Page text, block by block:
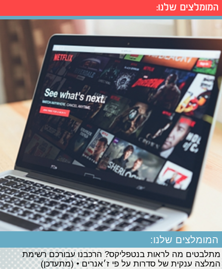
המומלצים שלנו:
המומלצים שלנו:
מתלבטים מה לראות בנטפליקס? הרכבנו עבורכם רשימת
המלצה ענקית של סדרות על פי ז׳אנרים • (מתעדכן)